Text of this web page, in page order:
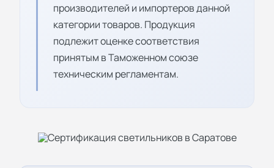
производителей и импортеров данной
категории товаров. Продукция
подлежит оценке соответствия
принятым в Таможенном союзе
техническим регламентам.